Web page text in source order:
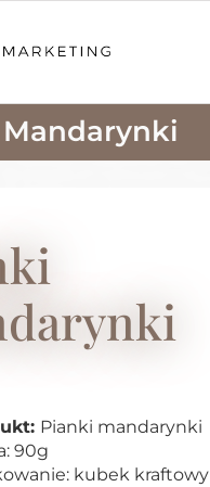
Pianki mandarynki
90g
kubek kraftowy